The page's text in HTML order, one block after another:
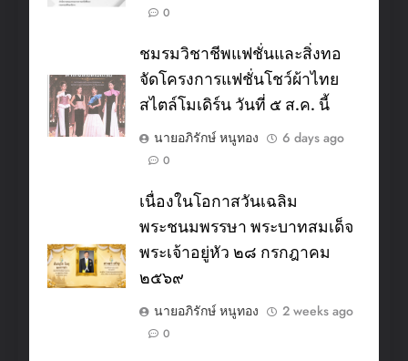
0
ชมรมวิชาชีพแฟชั่นและสิ่งทอ
จัดโครงการแฟชั่นโชว์ผ้าไทย
สไตล์โมเดิร์น วันที่ ๕ ส.ค. นี้
นายอภิรักษ์ หนูทอง
6 days ago
0
เนื่องในโอกาสวันเฉลิม
พระชนมพรรษา พระบาทสมเด็จ
พระเจ้าอยู่หัว ๒๘ กรกฎาคม
๒๕๖๙
นายอภิรักษ์ หนูทอง
2 weeks ago
0